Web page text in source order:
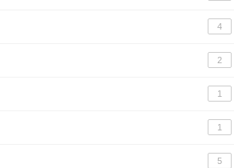
4
2
1
1
5